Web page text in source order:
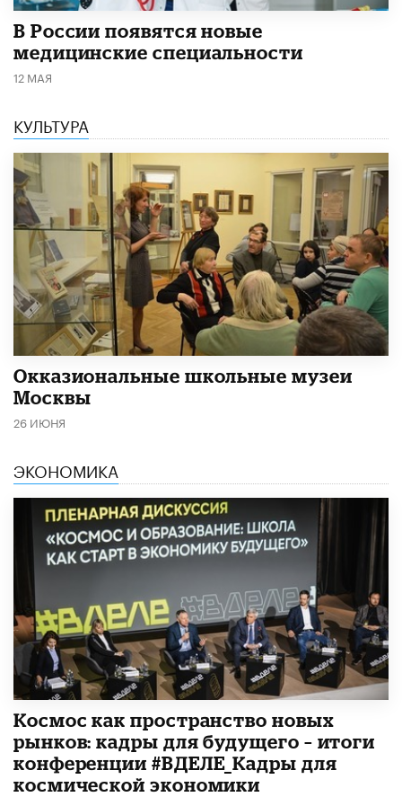
В России появятся новые
медицинские специальности
12 МАЯ
КУЛЬТУРА
​Окказиональные школьные музеи
Москвы
26 ИЮНЯ
ЭКОНОМИКА
Космос как пространство новых
рынков: кадры для будущего – итоги
конференции #ВДЕЛЕ_Кадры для
космической экономики